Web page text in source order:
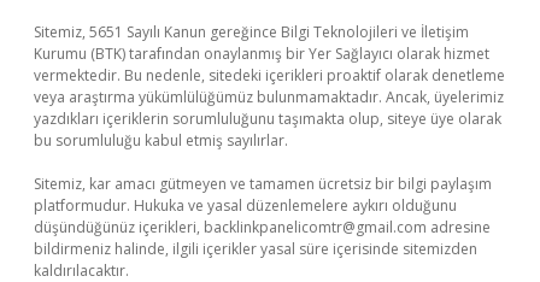
Sitemiz, 5651 Sayılı Kanun gereğince Bilgi Teknolojileri ve İletişim
Kurumu (BTK) tarafından onaylanmış bir Yer Sağlayıcı olarak hizmet
vermektedir. Bu nedenle, sitedeki içerikleri proaktif olarak denetleme
veya araştırma yükümlülüğümüz bulunmamaktadır. Ancak, üyelerimiz
yazdıkları içeriklerin sorumluluğunu taşımakta olup, siteye üye olarak
bu sorumluluğu kabul etmiş sayılırlar.
Sitemiz, kar amacı gütmeyen ve tamamen ücretsiz bir bilgi paylaşım
platformudur. Hukuka ve yasal düzenlemelere aykırı olduğunu
düşündüğünüz içerikleri, backlinkpanelicomtr@gmail.com adresine
bildirmeniz halinde, ilgili içerikler yasal süre içerisinde sitemizden
kaldırılacaktır.